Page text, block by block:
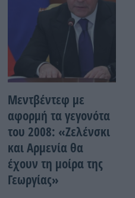
Μεντβέντεφ με
αφορμή τα γεγονότα
του 2008: «Ζελένσκι
και Αρμενία θα
έχουν τη μοίρα της
Γεωργίας»